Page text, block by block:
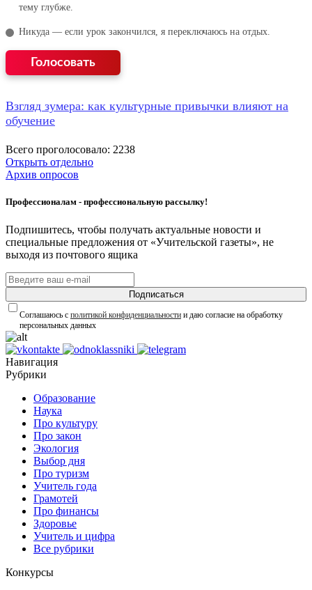
тему глубже.
Никуда — если урок закончился, я переключаюсь на отдых.
Взгляд зумера: как культурные привычки влияют на
обучение
Всего проголосовало: 2238
Открыть отдельно
Архив опросов
Профессионалам - профессиональную рассылку!
Подпишитесь, чтобы получать актуальные новости и
специальные предложения от «Учительской газеты», не
выходя из почтового ящика
Подписаться
Соглашаюсь с политикой конфиденциальности и даю согласие на обработку
персональных данных
Навигация
Рубрики
Образование
Наука
Про культуру
Про закон
Экология
Выбор дня
Про туризм
Учитель года
Грамотей
Про финансы
Здоровье
Учитель и цифра
Все рубрики
Конкурсы